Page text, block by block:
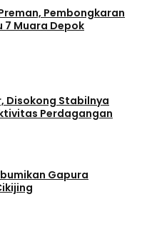
Pembongkaran
7 Muara Depok
Disokong Stabilnya
Perdagangan
Gapura